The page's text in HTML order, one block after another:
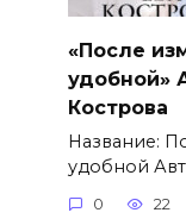
«После
удобной»
Кострова
Название:
удобной
0 22